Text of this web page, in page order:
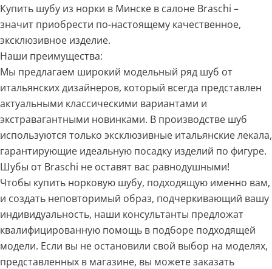
Купить шубу из норки в Минске в салоне Braschi –
значит приобрести по-настоящему качественное,
эксклюзивное изделие.
Наши преимущества:
Мы предлагаем широкий модельный ряд шуб от
итальянских дизайнеров, который всегда представлен
актуальными классическими вариантами и
экстравагантными новинками. В производстве шуб
используются только эксклюзивные итальянские лекала,
гарантирующие идеальную посадку изделий по фигуре.
Шубы от Braschi не оставят вас равнодушными!
Чтобы купить норковую шубу, подходящую именно вам,
и создать неповторимый образ, подчеркивающий вашу
индивидуальность, наши консультанты предложат
квалифицированную помощь в подборе подходящей
модели. Если вы не остановили свой выбор на моделях,
представленных в магазине, вы можете заказать